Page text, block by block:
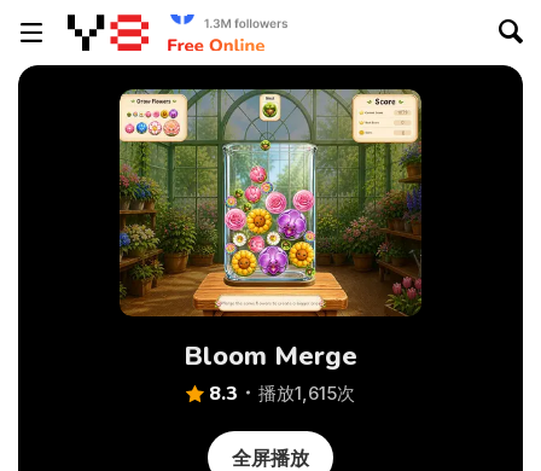
Bloom Merge
8.3 播放1,615次
全屏播放